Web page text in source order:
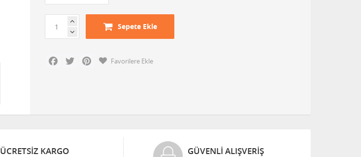
Sepete Ekle
Facebook
Twitter PinterestFavorilere Ekle
ÜCRETSIZ KARGO GÜVENLI ALIŞVERIŞ